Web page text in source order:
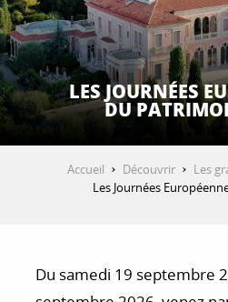
LES JOURNÉES
DU
Accueil Découvrir
Les
Les Journées
Du samedi 19 septembre